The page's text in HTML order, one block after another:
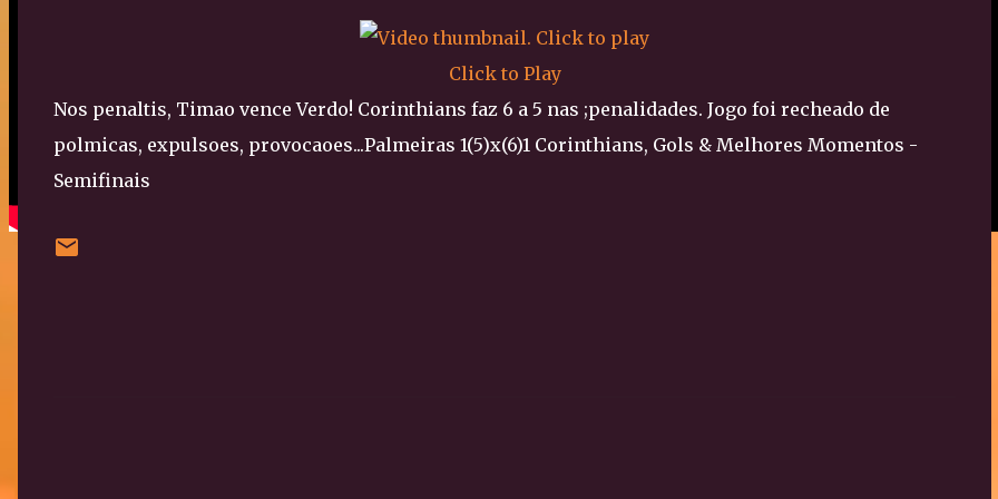
Click to Play
Nos penaltis, Timao vence Verdo! Corinthians faz 6 a 5 nas ;penalidades. Jogo foi recheado de
polmicas, expulsoes, provocaoes...Palmeiras 1(5)x(6)1 Corinthians, Gols & Melhores Momentos -
Semifinais